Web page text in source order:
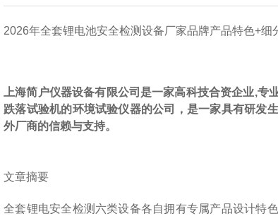
2026年全套锂电池安全检测设备厂家品牌产品特色+细
上海简户仪器设备有限公司是一家高科技合资企业,
跌落试验机的环境试验仪器的公司，是一家具有研发
外厂商的信赖与支持。
文章摘要
全套锂电安全检测六类设备各自拥有专属产品设计特